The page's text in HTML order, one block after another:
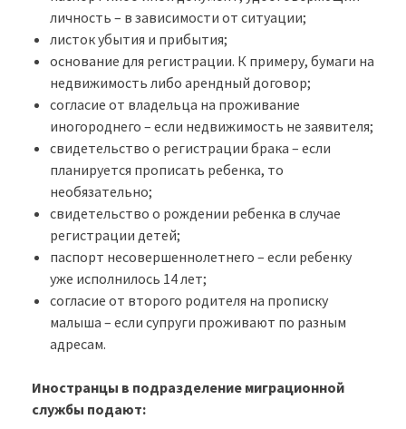
личность – в зависимости от ситуации;
листок убытия и прибытия;
основание для регистрации. К примеру, бумаги на
недвижимость либо арендный договор;
согласие от владельца на проживание
иногороднего – если недвижимость не заявителя;
свидетельство о регистрации брака – если
планируется прописать ребенка, то
необязательно;
свидетельство о рождении ребенка в случае
регистрации детей;
паспорт несовершеннолетнего – если ребенку
уже исполнилось 14 лет;
согласие от второго родителя на прописку
малыша – если супруги проживают по разным
адресам.
Иностранцы в подразделение миграционной
службы подают: